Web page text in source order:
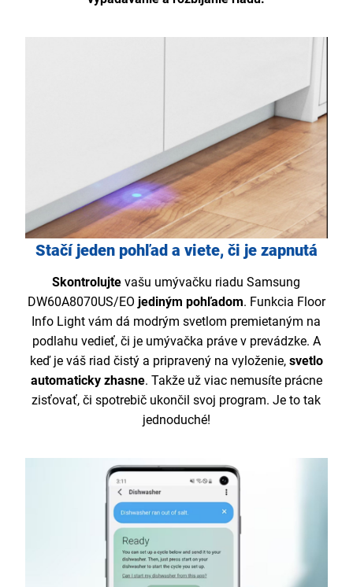
Stačí jeden pohľad a viete, či je zapnutá
Skontrolujtevašu umývačku riadu Samsung
DW60A8070US/EO jediným pohľadom. Funkcia Floor
Info Light vám dá modrým svetlom premietaným na
podlahu vedieť, či je umývačka práve v prevádzke. A
keď je váš riad čistý a pripravený na vyloženie, svetlo
automaticky zhasne. Takže už viac nemusíte prácne
zisťovať, či spotrebič ukončil svoj program. Je to tak
jednoduché!